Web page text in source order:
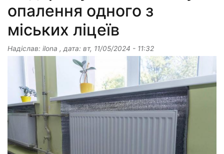
опалення одного з
міських ліцеїв
Надіслав: ilona , дата: вт, 11/05/2024 - 11:32